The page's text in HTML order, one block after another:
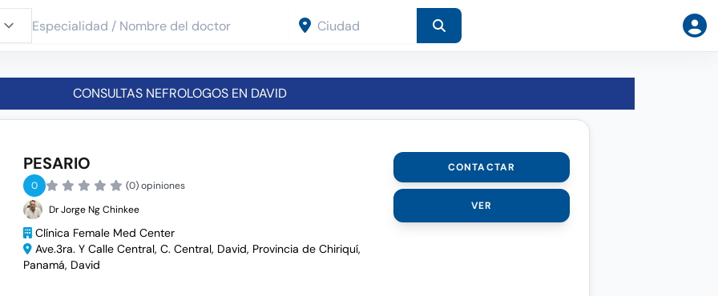
CONSULTAS NEFROLOGOS EN DAVID
PESARIO
0
(0) opiniones
Dr Jorge Ng Chinkee
Clínica Female Med Center
Ave.3ra. Y Calle Central, C. Central, David, Provincia de Chiriquí,
Panamá, David
CONTACTAR
VER